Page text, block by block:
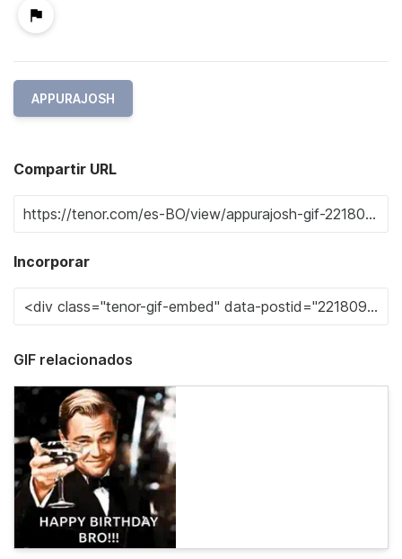
APPURAJOSH
Compartir URL
Incorporar
GIF relacionados